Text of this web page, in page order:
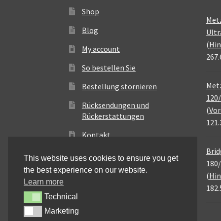
Shop
Blog
My account
So bestellen Sie
Bestellung stornieren
Rücksendungen und
Rückerstattungen
Kontakt
This website uses cookies to ensure you get
the best experience on our website.
Learn more
TechnicalTechnical
MarketingMarketing